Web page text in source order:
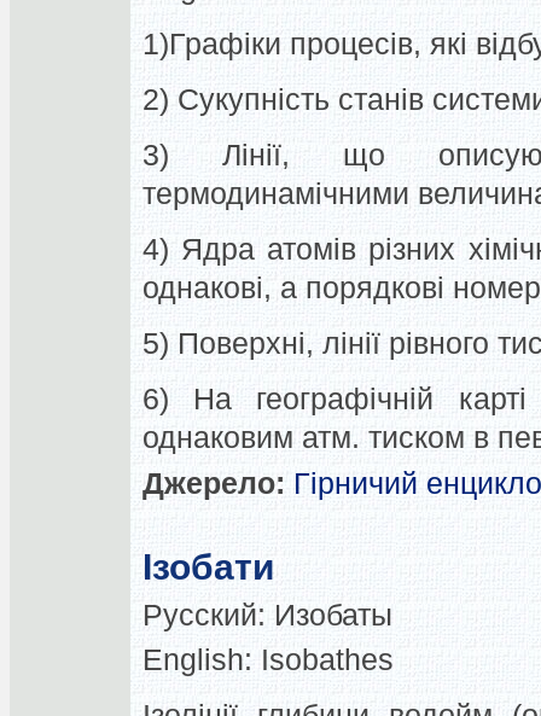
1)Графіки процесів, які
2) Сукупність станів
3) Лінії, що
термодинамічними
4) Ядра атомів різних
однакові, а порядкові
5) Поверхні, лінії рівного
6) На географічній
однаковим атм. тиском в
Джерело: Гірничий
Ізобати
Русский: Изобаты
English: Isobathes